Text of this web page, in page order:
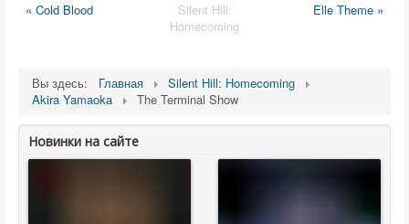
« Cold Blood
Silent Hill:
Homecoming
Elle Theme »
Вы здесь: Главная
Silent Hill: Homecoming
Akira Yamaoka
The Terminal Show
Новинки на сайте